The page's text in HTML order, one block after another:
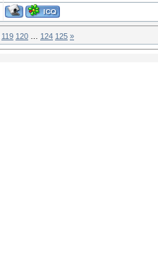
119 120 124 125 »